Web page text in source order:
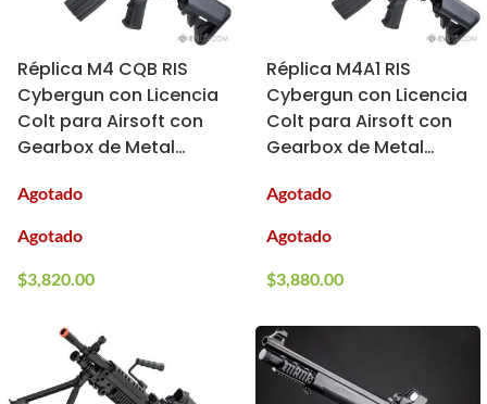
Réplica M4 CQB RIS
Cybergun con Licencia
Colt para Airsoft con
Gearbox de Metal
Agotado
Agotado
$3,820.00
Réplica M4A1 RIS
Cybergun con Licencia
Colt para Airsoft con
Gearbox de Metal
Agotado
Agotado
$3,880.00